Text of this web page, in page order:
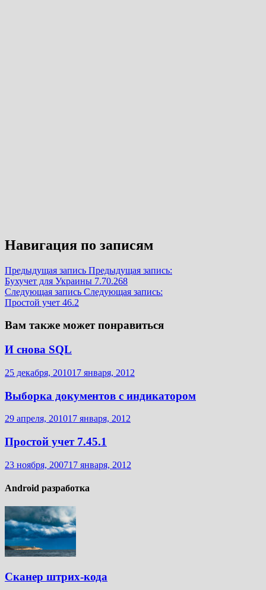
Навигация по записям
Предыдущая запись Предыдущая запись:
Бухучет для Украины 7.70.268
Следующая запись Следующая запись:
Простой учет 46.2
Вам также может понравиться
И снова SQL
25 декабря, 201017 января, 2012
Выборка документов с индикатором
29 апреля, 201017 января, 2012
Простой учет 7.45.1
23 ноября, 200717 января, 2012
Android разработка
Сканер штрих-кода